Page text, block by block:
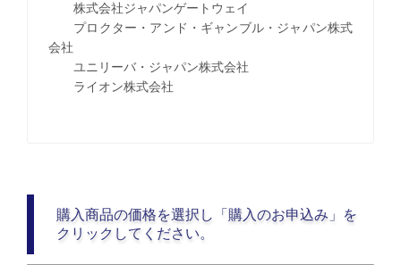
株式会社ジャパンゲートウェイ
プロクター・アンド・ギャンブル・ジャパン株式
会社
ユニリーバ・ジャパン株式会社
ライオン株式会社
購入商品の価格を選択し「購入のお申込み」を
クリックしてください。